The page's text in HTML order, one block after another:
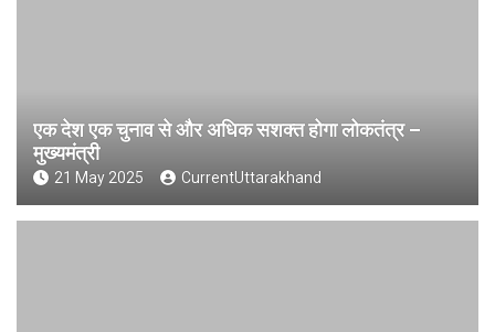
एक देश एक चुनाव से और अधिक सशक्त होगा लोकतंत्र –
मुख्यमंत्री
21 May 2025 CurrentUttarakhand